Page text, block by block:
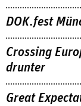
DOK.fest
Crossing
drunter
Great